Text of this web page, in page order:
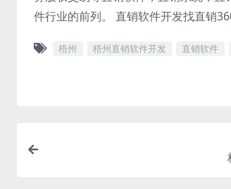
件行业的前列。 直销软件开发找直销
梧州 梧州直销软件开发 直销软件